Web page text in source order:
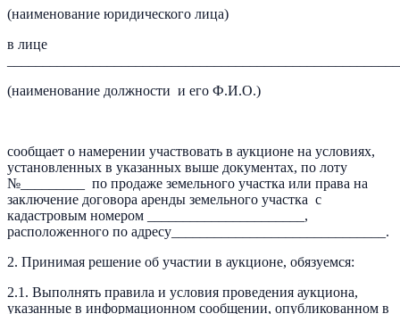
(наименование юридического лица)
в лице
(наименование должности и его Ф.И.О.)
сообщает о намерении участвовать в аукционе на условиях,
установленных в указанных выше документах, по лоту
№_________ по продаже земельного участка или права на
заключение договора аренды земельного участка с
кадастровым номером ______________________,
расположенного по адресу______________________________.
2. Принимая решение об участии в аукционе, обязуемся:
2.1. Выполнять правила и условия проведения аукциона,
указанные в информационном сообщении, опубликованном в